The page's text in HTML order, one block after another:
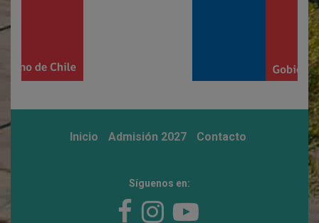
Inicio Admisión 2027 Contacto
Síguenos en: